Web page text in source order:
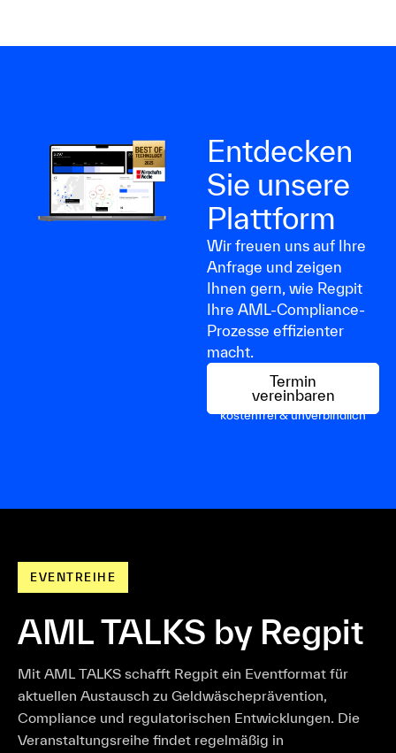
Entdecken
Sie unsere
Plattform
Wir freuen uns auf Ihre
Anfrage und zeigen
Ihnen gern, wie Regpit
Ihre AML-Compliance-
Prozesse effizienter
macht.
Termin
vereinbaren
kostenfrei & unverbindlich
EVENTREIHE
AML TALKS by Regpit
Mit AML TALKS schafft Regpit ein Eventformat für
aktuellen Austausch zu Geldwäscheprävention,
Compliance und regulatorischen Entwicklungen. Die
Veranstaltungsreihe findet regelmäßig in